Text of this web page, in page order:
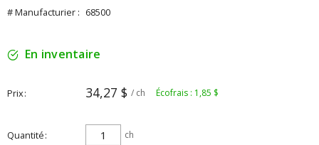
# Manufacturier : 68500
En inventaire
Prix 34,27 $ / ch Écofrais : 1,85 $
Quantité ch